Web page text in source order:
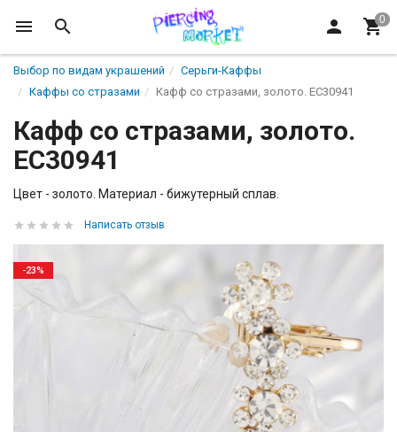
Выбор по видам украшений
Серьги-Каффы
Каффы со стразами
Кафф со стразами, золото. EC30941
Кафф со стразами, золото.
EC30941
Цвет - золото. Материал - бижутерный сплав.
Написать отзыв
-23%